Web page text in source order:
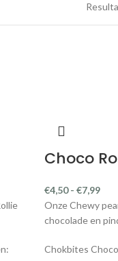
Choco
€4,50 - €7,99
Onze Chewy
chocolade en
Chokbites